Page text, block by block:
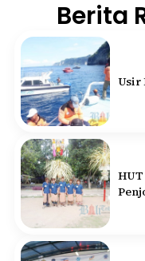
Berita
Usir